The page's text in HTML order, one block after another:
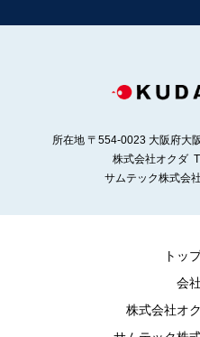
所在地 〒554-0023 大阪府大
株式会社オクダ
サムテック株式会
トッ
会
株式会社オ